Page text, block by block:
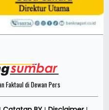
Faktaul di Dewan Pers